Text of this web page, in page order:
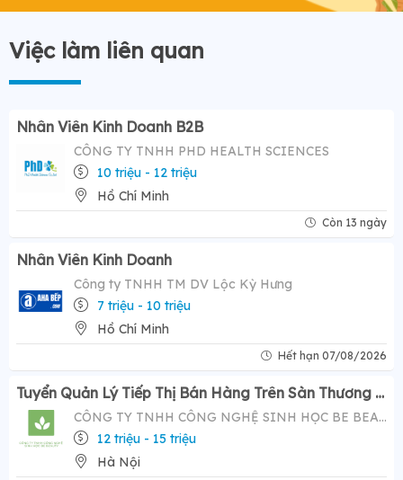
Việc làm liên quan
Nhân Viên Kinh Doanh B2B
CÔNG TY TNHH PHD HEALTH SCIENCES
10 triệu - 12 triệu
Hồ Chí Minh
Còn 13 ngày
Nhân Viên Kinh Doanh
Công ty TNHH TM DV Lộc Kỳ Hưng
7 triệu - 10 triệu
Hồ Chí Minh
Hết hạn 07/08/2026
Tuyển Quản Lý Tiếp Thị Bán Hàng Trên Sàn Thương Mại Điện Tử ( Tiktok Shop)- Mức Lương Hấp Dẫn 12-20 Triệu
CÔNG TY TNHH CÔNG NGHỆ SINH HỌC BE BEAUTY
12 triệu - 15 triệu
Hà Nội